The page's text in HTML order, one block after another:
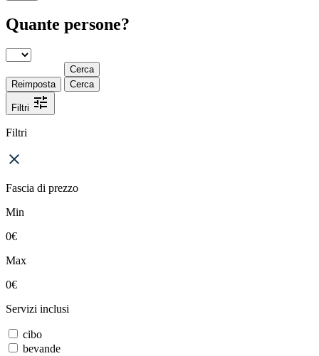
Quante persone?
Cerca
Reimposta
Cerca
Filtri
Filtri
Fascia di prezzo
Min
0€
Max
0€
Servizi inclusi
cibo
bevande